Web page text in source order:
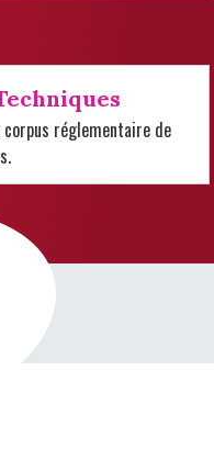
réglementaire de